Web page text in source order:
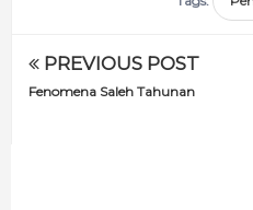
PREVIOUS POST
Fenomena Saleh Tahunan